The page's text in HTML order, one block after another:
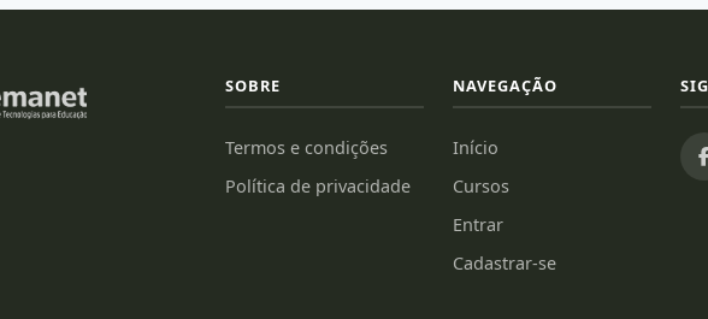
SOBRE
Termos e condições
Política de privacidade
NAVEGAÇÃO
Início
Cursos
Entrar
Cadastrar-se